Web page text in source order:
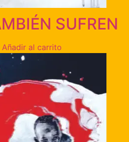
SUFREN
Añadir al carrito